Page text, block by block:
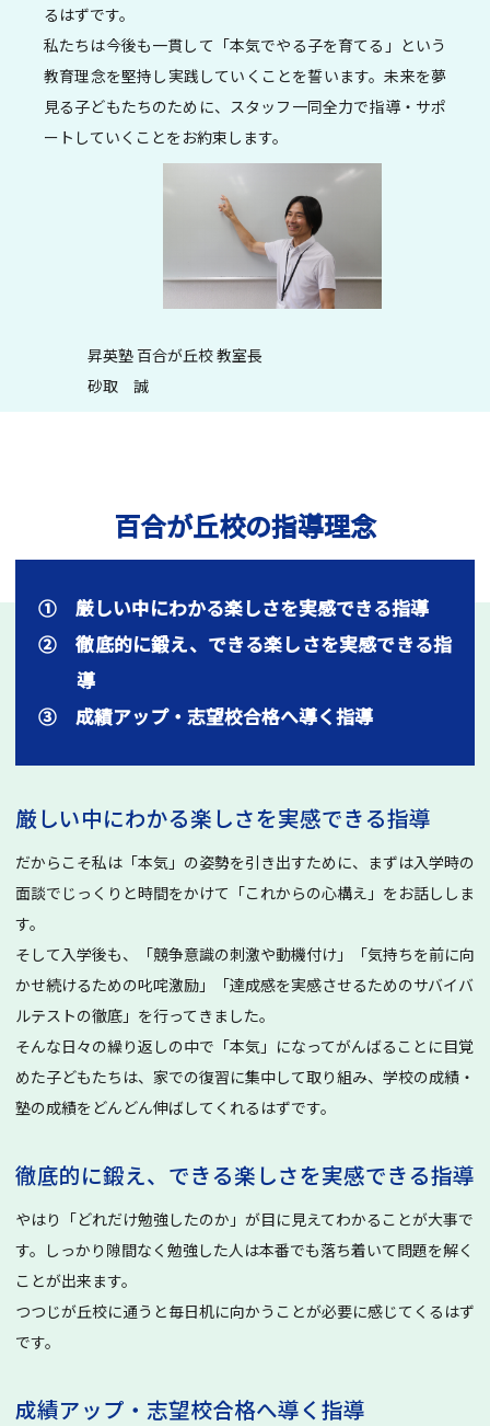
るはずです。
私たちは今後も一貫して「本気でやる子を育てる」という
教育理念を堅持し実践していくことを誓います。未来を夢
見る子どもたちのために、スタッフ一同全力で指導・サポ
ートしていくことをお約束します。
昇英塾 百合が丘校 教室長
砂取 誠
百合が丘校の指導理念
① 厳しい中にわかる楽しさを実感できる指導
② 徹底的に鍛え、できる楽しさを実感できる指
導
③ 成績アップ・志望校合格へ導く指導
厳しい中にわかる楽しさを実感できる指導
だからこそ私は「本気」の姿勢を引き出すために、まずは入学時の
面談でじっくりと時間をかけて「これからの心構え」をお話ししま
す。
そして入学後も、「競争意識の刺激や動機付け」「気持ちを前に向
かせ続けるための叱咤激励」「達成感を実感させるためのサバイバ
ルテストの徹底」を行ってきました。
そんな日々の繰り返しの中で「本気」になってがんばることに目覚
めた子どもたちは、家での復習に集中して取り組み、学校の成績・
塾の成績をどんどん伸ばしてくれるはずです。
徹底的に鍛え、できる楽しさを実感できる指導
やはり「どれだけ勉強したのか」が目に見えてわかることが大事で
す。しっかり隙間なく勉強した人は本番でも落ち着いて問題を解く
ことが出来ます。
つつじが丘校に通うと毎日机に向かうことが必要に感じてくるはず
です。
成績アップ・志望校合格へ導く指導